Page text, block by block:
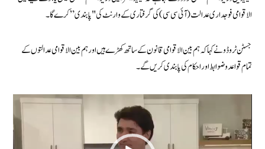
الاقوامی فوجداری عدالت (آئی سی سی) کی گرفتاری کے وارنٹ کی "پابندی” کرے گا۔
جسٹن ٹروڈو نے کہا کہ ہم بین الاقوامی قانون کے ساتھ کھڑے ہیں اور ہم بین الاقوامی عدالتوں کے
تمام قواعد و ضوابط اور احکام کی پابندی کریں گے۔
پلیئر